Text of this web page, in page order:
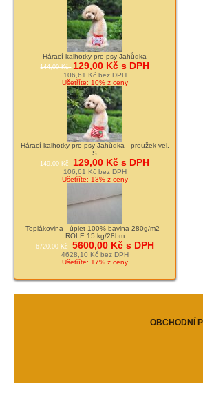
Hárací kalhotky pro psy Jahůdka
144,00 Kč 129,00 Kč s DPH
106,61 Kč bez DPH
Ušetříte: 10% z ceny
Hárací kalhotky pro psy Jahůdka - proužek vel.
S
149,00 Kč 129,00 Kč s DPH
106,61 Kč bez DPH
Ušetříte: 13% z ceny
Teplákovina - úplet 100% bavlna 280g/m2 -
ROLE 15 kg/28bm
6720,00 Kč 5600,00 Kč s DPH
4628,10 Kč bez DPH
Ušetříte: 17% z ceny
OBCHODNÍ